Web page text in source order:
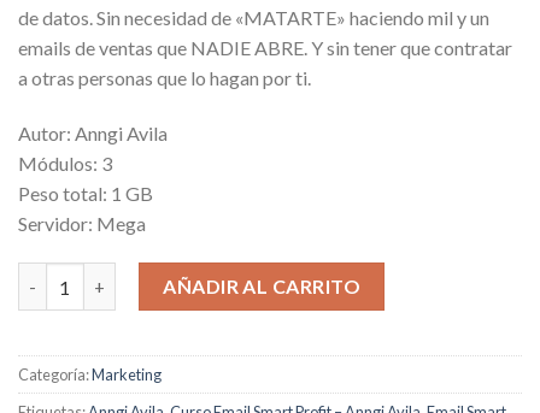
de datos. Sin necesidad de «MATARTE» haciendo mil y un
emails de ventas que NADIE ABRE. Y sin tener que contratar
a otras personas que lo hagan por ti.
Autor: Anngi Avila
Módulos: 3
Peso total: 1 GB
Servidor: Mega
Email Smart Profit cantidadAÑADIR AL CARRITO
Categoría:Marketing